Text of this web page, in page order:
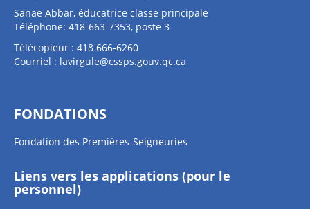
Sanae Abbar, éducatrice classe principale
Téléphone: 418-663-7353, poste 3
Télécopieur : 418 666-6260
Courriel : lavirgule@cssps.gouv.qc.ca
FONDATIONS
Fondation des Premières-Seigneuries
Liens vers les applications (pour le
personnel)